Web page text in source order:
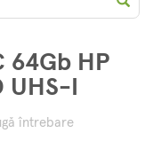
64Gb HP
I
întrebare